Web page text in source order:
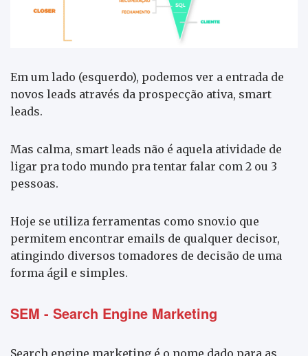
Em um lado (esquerdo), podemos ver a entrada de
novos leads através da prospecção ativa, smart
leads.
Mas calma, smart leads não é aquela atividade de
ligar pra todo mundo pra tentar falar com 2 ou 3
pessoas.
Hoje se utiliza ferramentas como snov.io que
permitem encontrar emails de qualquer decisor,
atingindo diversos tomadores de decisão de uma
forma ágil e simples.
SEM - Search Engine Marketing